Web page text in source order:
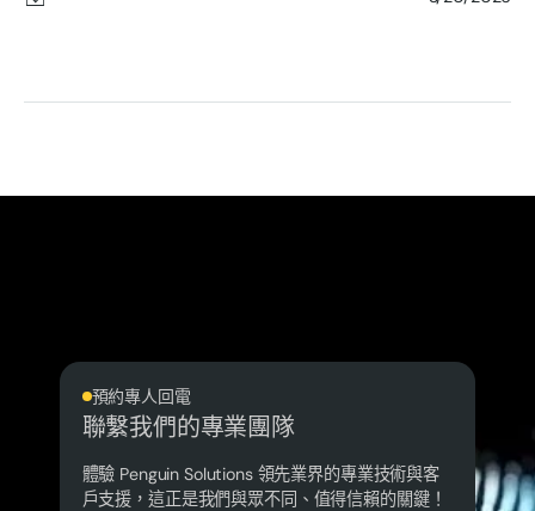
預約專人回電
聯繫我們的專業團隊
體驗 Penguin Solutions 領先業界的專業技術與客
戶支援，這正是我們與眾不同、值得信賴的關鍵！